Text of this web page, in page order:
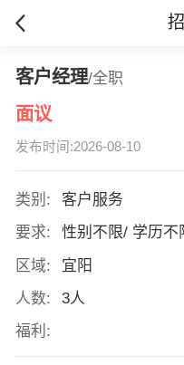
客户经理/全职
面议
发布时间:2026-08-10
类别:
客户服务
要求:
性别不限/ 学历
区域:
宜阳
人数:
3人
福利: